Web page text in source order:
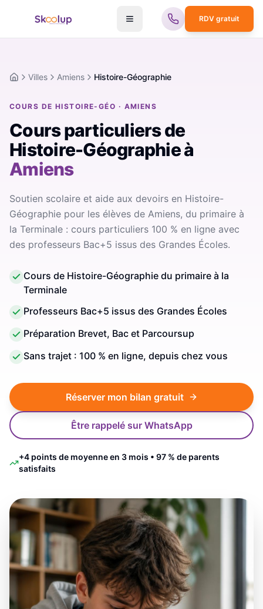
RDV gratuit
AccueilVilles Amiens Histoire-Géographie
COURS DE HISTOIRE-GÉO · AMIENS
Cours particuliers de
Histoire-Géographieà
Amiens
Soutien scolaire et aide aux devoirs en Histoire-
Géographie pour les élèves de Amiens, du primaire à
la Terminale : cours particuliers 100 % en ligne avec
des professeurs Bac+5 issus des Grandes Écoles.
Cours de Histoire-Géographie du primaire à la
Terminale
Professeurs Bac+5 issus des Grandes Écoles
Préparation Brevet, Bac et Parcoursup
Sans trajet : 100 % en ligne, depuis chez vous
Réserver mon bilan gratuit
Être rappelé sur WhatsApp
+4 points de moyenne en 3 mois • 97 % de parents
satisfaits